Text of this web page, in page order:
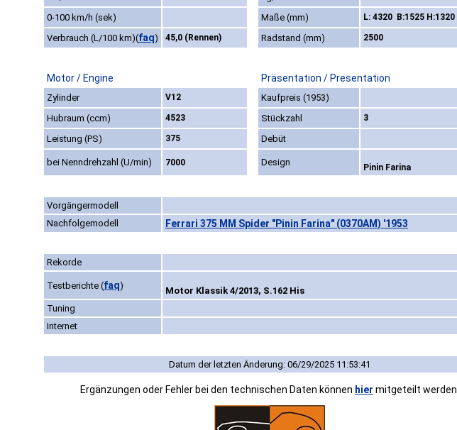
0-100 km/h (sek) Maße (mm) L: 4320 B:1525 H:1320
Verbrauch (L/100 km)(faq) 45,0 (Rennen) Radstand (mm) 2500
Motor / Engine Präsentation / Presentation
Zylinder V12
Kaufpreis (1953)
Hubraum (ccm)
4523 Stückzahl 3
Leistung (PS) 375 Debüt
bei Nenndrehzahl (U/min) 7000 Design Pinin Farina
Vorgängermodell
Nachfolgemodell
Ferrari 375 MM Spider "Pinin Farina" (0370AM) '1953
Rekorde
Testberichte (faq)
Motor Klassik 4/2013, S.162 His
Tuning
Internet
Datum der letzten Änderung: 06/29/2025 11:53:41
Ergänzungen oder Fehler bei den technischen Daten können hier mitgeteilt werden.